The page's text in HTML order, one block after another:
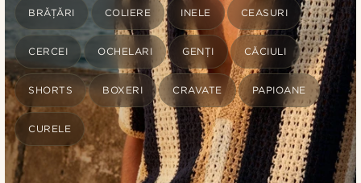
BRĂȚĂRI COLIERE INELE CEASURI
CERCEI OCHELARI GENȚI CĂCIULI
SHORTS BOXERI CRAVATE PAPIOANE
CURELE